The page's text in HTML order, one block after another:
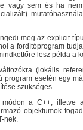
sem és ha
meg az explicit
a fordítóprogram
lesz példa a
(lokális
esetén egy
szükséges.
a C++, illetve
objektumok
nek.